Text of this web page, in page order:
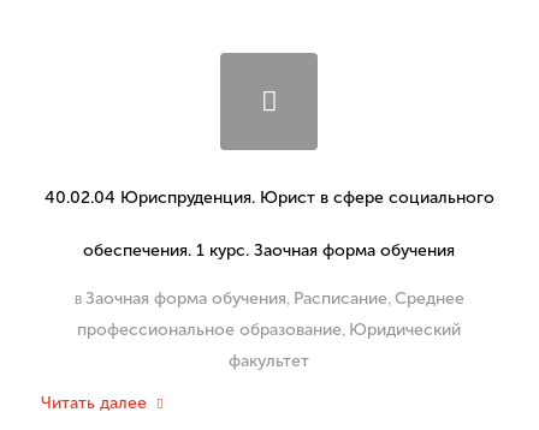
40.02.04 Юриспруденция. Юрист в сфере социального
обеспечения. 1 курс. Заочная форма обучения
вЗаочная форма обучения, Расписание, Среднее
профессиональное образование, Юридический
факультет
Читать далее